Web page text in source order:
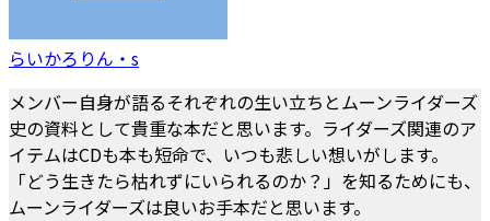
らいかろりん・s
メンバー自身が語るそれぞれの生い立ちとムーンライダーズ
史の資料として貴重な本だと思います。ライダーズ関連のア
イテムはCDも本も短命で、いつも悲しい想いがします。
「どう生きたら枯れずにいられるのか？」を知るためにも、
ムーンライダーズは良いお手本だと思います。